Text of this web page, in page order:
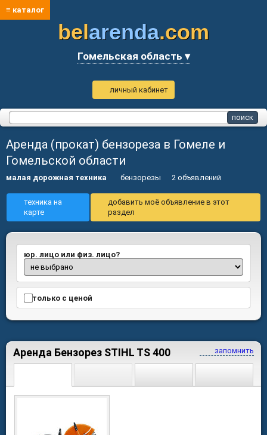
≡ каталог
belarenda.com
Гомельская область ▾
личный кабинет
Аренда (прокат) бензореза в Гомеле и
Гомельской области
малая дорожная техника бензорезы 2 объявлений
техника на
карте
добавить моё объявление в этот
раздел
юр. лицо или физ. лицо?
только с ценой
запомнить
Аренда Бензорез STIHL TS 400